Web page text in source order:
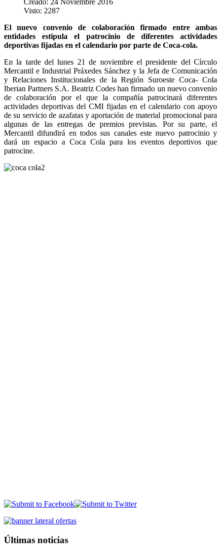
Visto: 2287
El nuevo convenio de colaboración firmado entre ambas
entidades estipula el patrocinio de diferentes actividades
deportivas fijadas en el calendario por parte de Coca-cola.
En la tarde del lunes 21 de noviembre el presidente del Círculo
Mercantil e Industrial Práxedes Sánchez y la Jefa de Comunicación
y Relaciones Institucionales de la Región Suroeste Coca- Cola
Iberian Partners S.A. Beatriz Codes han firmado un nuevo convenio
de colaboración por el que la compañía patrocinará diferentes
actividades deportivas del CMI fijadas en el calendario con apoyo
de su servicio de azafatas y aportación de material promocional para
algunas de las entregas de premios previstas. Por su parte, el
Mercantil difundirá en todos sus canales este nuevo patrocinio y
dará un espacio a Coca Cola para los eventos deportivos que
patrocine.
Últimas noticias